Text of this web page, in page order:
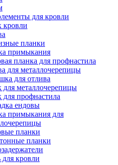
для кровли
кровли
планки
примыкания
планка для профнастила
для металлочерепицы
для отлива
для металлочерепицы
для профнастила
ендовы
примыкания для
планки
планки
для кровли